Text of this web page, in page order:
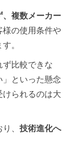
、複数メーカー
様の使用条件や
。
ず比較できな
といった懸念
けられるのは大
り、技術進化へ